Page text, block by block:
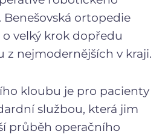
Benešovská ortopedie
velký krok dopředu
z nejmodernějších v kraji.
kloubu je pro pacienty
službou, která jim
průběh operačního